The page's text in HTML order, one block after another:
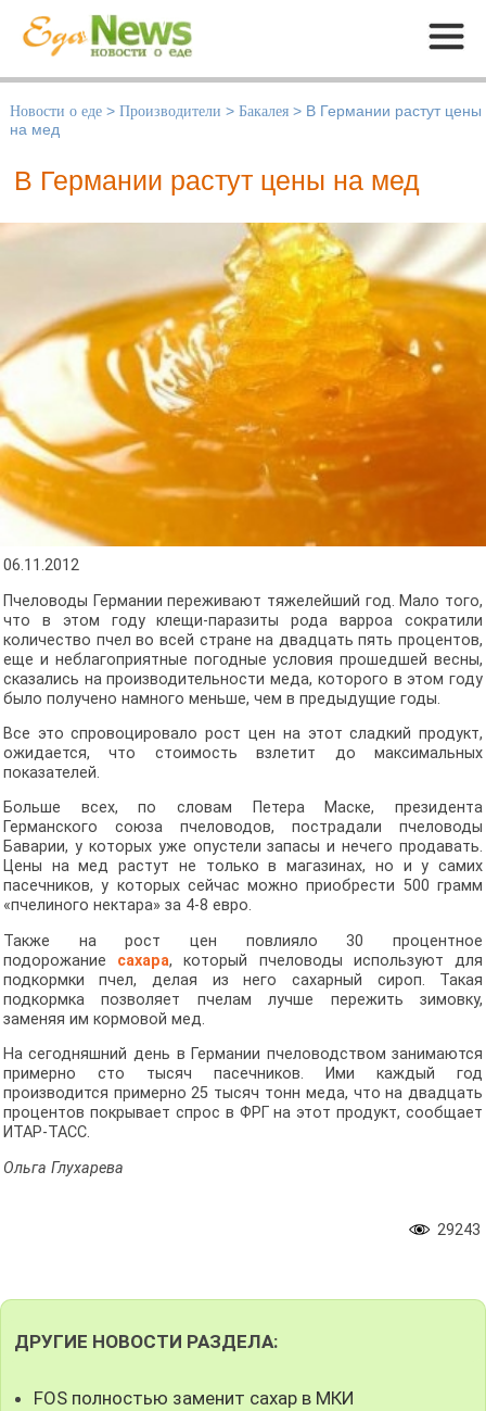
Меню
Новости о еде > Производители > Бакалея > В Германии растут цены
на мед
В Германии растут цены на мед
06.11.2012
Пчеловоды Германии переживают тяжелейший год. Мало того,
что в этом году клещи-паразиты рода варроа сократили
количество пчел во всей стране на двадцать пять процентов,
еще и неблагоприятные погодные условия прошедшей весны,
сказались на производительности меда, которого в этом году
было получено намного меньше, чем в предыдущие годы.
Все это спровоцировало рост цен на этот сладкий продукт,
ожидается, что стоимость взлетит до максимальных
показателей.
Больше всех, по словам Петера Маске, президента
Германского союза пчеловодов, пострадали пчеловоды
Баварии, у которых уже опустели запасы и нечего продавать.
Цены на мед растут не только в магазинах, но и у самих
пасечников, у которых сейчас можно приобрести 500 грамм
«пчелиного нектара» за 4-8 евро.
Также на рост цен повлияло 30 процентное
подорожание сахара, который пчеловоды используют для
подкормки пчел, делая из него сахарный сироп. Такая
подкормка позволяет пчелам лучше пережить зимовку,
заменяя им кормовой мед.
На сегодняшний день в Германии пчеловодством занимаются
примерно сто тысяч пасечников. Ими каждый год
производится примерно 25 тысяч тонн меда, что на двадцать
процентов покрывает спрос в ФРГ на этот продукт, сообщает
ИТАР-ТАСС.
Ольга Глухарева
29243
ДРУГИЕ НОВОСТИ РАЗДЕЛА:
FOS полностью заменит сахар в МКИ